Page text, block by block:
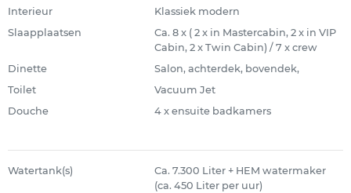
Interieur
Klassiek modern
Slaapplaatsen
Ca. 8 x ( 2 x in Mastercabin, 2 x in VIP
Cabin, 2 x Twin Cabin) / 7 x crew
Dinette
Salon, achterdek, bovendek,
Toilet
Vacuum Jet
Douche
4 x ensuite badkamers
Watertank(s)
Ca. 7.300 Liter + HEM watermaker
(ca. 450 Liter per uur)